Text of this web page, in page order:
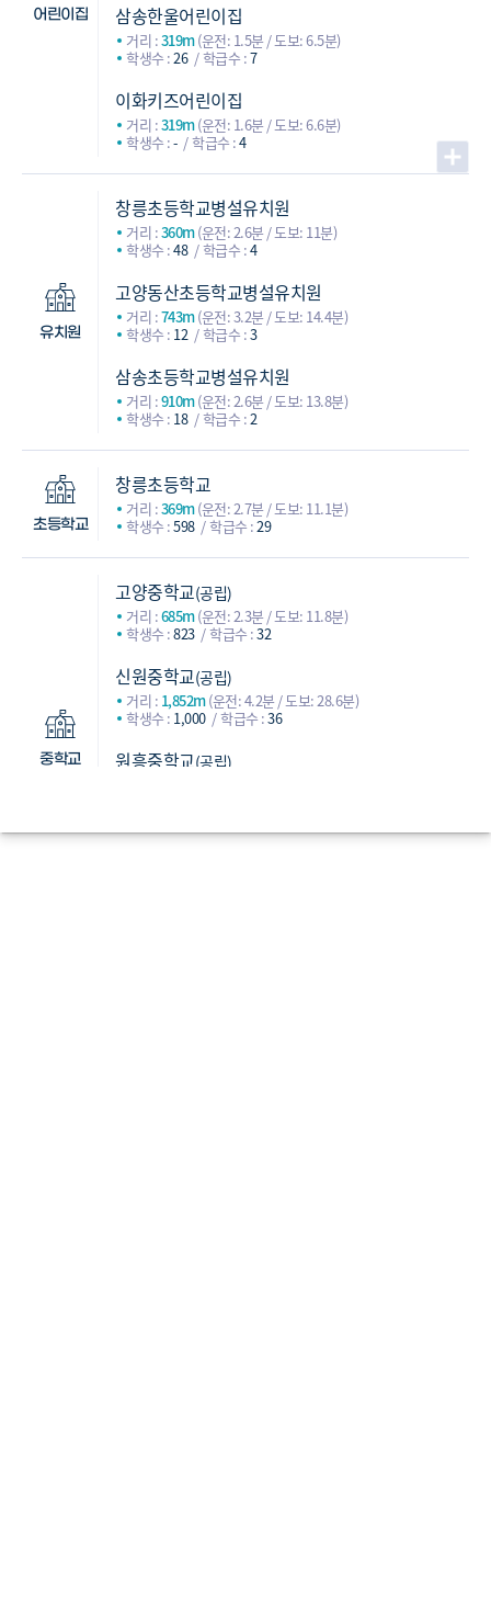
어린이집 삼송한울어린이집
거리 :319m(운전: 1.5분 / 도보: 6.5분)
학생수 :26 학급수 :7
이화키즈어린이집
거리 :319m(운전: 1.6분 / 도보: 6.6분)
학생수 :- 학급수 :4
유치원
창릉초등학교병설유치원
거리 :360m(운전: 2.6분 / 도보: 11분)
학생수 :48 학급수 :4
고양동산초등학교병설유치원
거리 :743m(운전: 3.2분 / 도보: 14.4분)
학생수 : 12 학급수 :3
삼송초등학교병설유치원
거리 :910m(운전: 2.6분 / 도보: 13.8분)
학생수 : 18 학급수 :2
초등학교
창릉초등학교
거리 :369m(운전: 2.7분 / 도보: 11.1분)
학생수 :598 학급수 :29
중학교
고양중학교(공립)
거리 :685m(운전: 2.3분 / 도보: 11.8분)
학생수 :823 학급수 :32
신원중학교(공립)
거리 : 1,852m(운전: 4.2분 / 도보: 28.6분)
학생수 : 1,000 학급수 :36
원흥중학교(공립)
지축중학교